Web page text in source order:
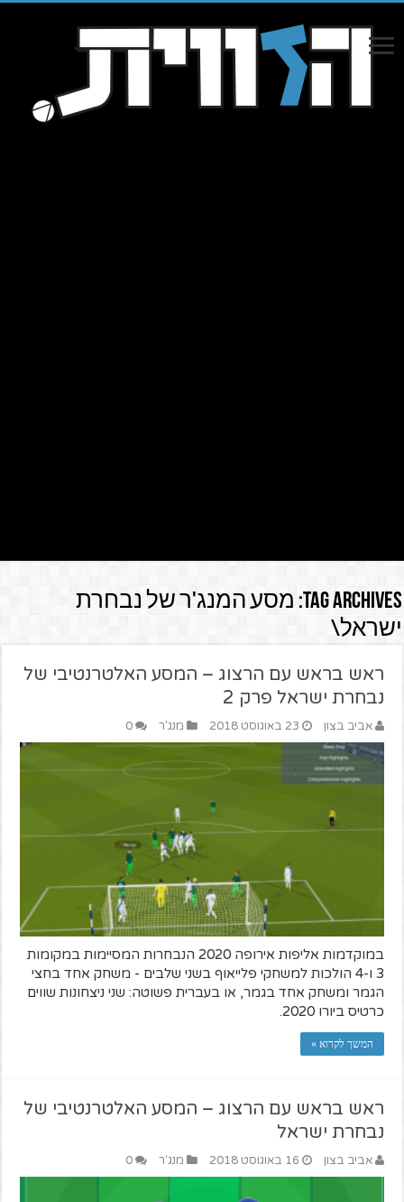
Tag Archives: מסע המנג'ר של נבחרת
ישראל\
ראש בראש עם הרצוג – המסע האלטרנטיבי של
נבחרת ישראל פרק 2
אביב בצון 23 באוגוסט 2018 מנג'ר 0
במוקדמות אליפות אירופה 2020 הנבחרות המסיימות במקומות
3 ו-4 הולכות למשחקי פלייאוף בשני שלבים - משחק אחד בחצי
הגמר ומשחק אחד בגמר, או בעברית פשוטה: שני ניצחונות שווים
כרטיס ביורו 2020.
המשך לקרוא »
ראש בראש עם הרצוג – המסע האלטרנטיבי של
נבחרת ישראל
אביב בצון 16 באוגוסט 2018 מנג'ר 0